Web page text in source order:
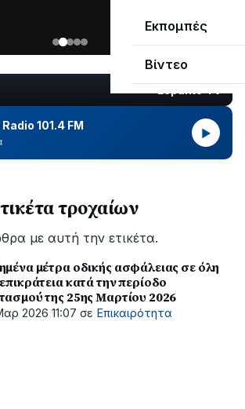
Εκπομπές
Βίντεο
101.4 FM
▶
τροχαίων
με αυτή την ετικέτα.
μέτρα οδικής ασφάλειας σε όλη
κατά την περίοδο
της 25ης Μαρτίου 2026
2026 11:07 σε Επικαιρότητα